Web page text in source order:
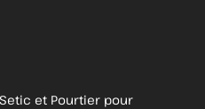
et Pourtier pour